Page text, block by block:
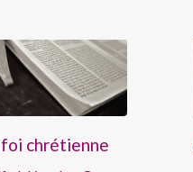
chrétienne